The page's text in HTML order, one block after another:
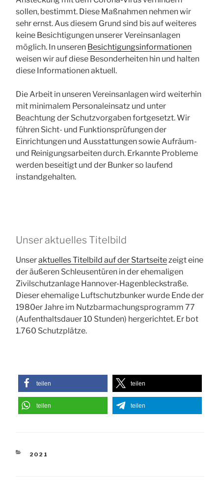
sollen, bestimmt. Diese Maßnahmen nehmen wir
sehr ernst. Aus diesem Grund sind bis auf weiteres
keine Besichtigungen unserer Vereinsanlagen
möglich. In unseren Besichtigungsinformationen
weisen wir auf diese Besonderheiten hin und halten
diese Informationen aktuell.
Die Arbeit in unseren Vereinsanlagen wird weiterhin
mit minimalem Personaleinsatz und unter
Beachtung der Schutzvorgaben fortgesetzt. Wir
führen Sicht- und Funktionsprüfungen der
Einrichtungen und Ausstattungen sowie Aufräum-
und Reinigungsarbeiten durch. Erkannte Probleme
werden beseitigt und der Bunker so laufend
instandgehalten.
Unser aktuelles Titelbild
Unseraktuelles Titelbild auf der Startseite zeigt eine
der äußeren Schleusentüren in der ehemaligen
Zivilschutzanlage Hannover-Hagenbleckstraße.
Dieser ehemalige Luftschutzbunker wurde Ende der
1980er Jahre im Nutzbarmachungsprogramm 77
(Aufenthaltsdauer 10 Stunden) hergerichtet. Er bot
1.760 Schutzplätze.
teilen teilen
teilen teilen
KATEGORIEN
2021